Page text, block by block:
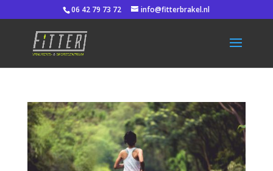
06 42 79 73 72 info@fitterbrakel.nl